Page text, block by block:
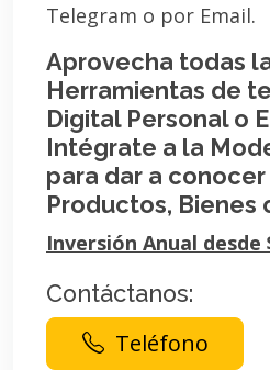
Telegram o por Email.
Aprovecha todas
Herramientas de
Digital Personal o
Intégrate a la
para dar a
Productos, Bienes
Inversión Anual desde
Contáctanos:
Teléfono